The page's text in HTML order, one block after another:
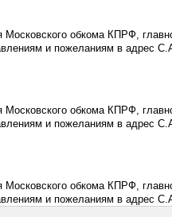
обкома КПРФ,
и пожеланиям в адрес
обкома КПРФ,
и пожеланиям в адрес
обкома КПРФ,
и пожеланиям в адрес